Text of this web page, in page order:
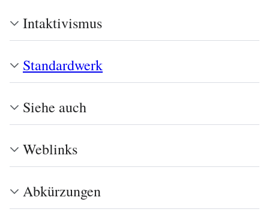
Intaktivismus
Standardwerk
Siehe auch
Weblinks
Abkürzungen